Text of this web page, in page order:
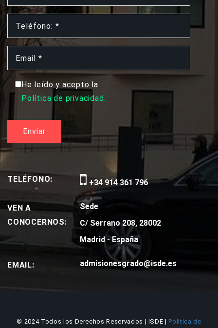
He leído y acepto la
Política de privacidad.
TELÉFONO: +34 914 361 796
VEN A
CONOCERNOS:
Sede
C/ Serrano 208, 28002
Madrid - España
EMAIL: admisionesgrado@isde.es
© 2024 Todos los Derechos Reservados | ISDE |Política de